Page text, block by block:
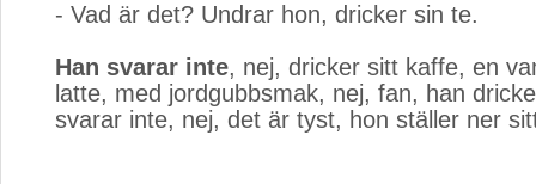
- Vad är det? Undrar hon, dricker sin te.
Han svarar inte, nej, dricker sitt kaffe, en
latte, med jordgubbsmak, nej, fan, han
svarar inte, nej, det är tyst, hon ställer ner